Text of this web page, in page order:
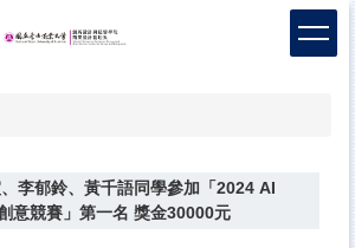
、李郁鈴、黃千語同學參加「2024 AI
意競賽」第一名 獎金30000元